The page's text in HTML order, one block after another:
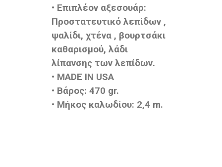
• Επιπλέον αξεσουάρ:
Προστατευτικό λεπίδων ,
ψαλίδι, χτένα , βουρτσάκι
καθαρισμού, λάδι
λίπανσης των λεπίδων.
• MADE IN USA
• Βάρος: 470 gr.
• Μήκος καλωδίου: 2,4 m.